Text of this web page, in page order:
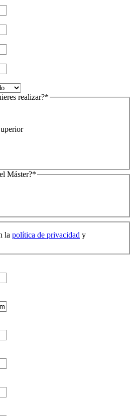
realizar?*
Máster?*
la política de privacidad y